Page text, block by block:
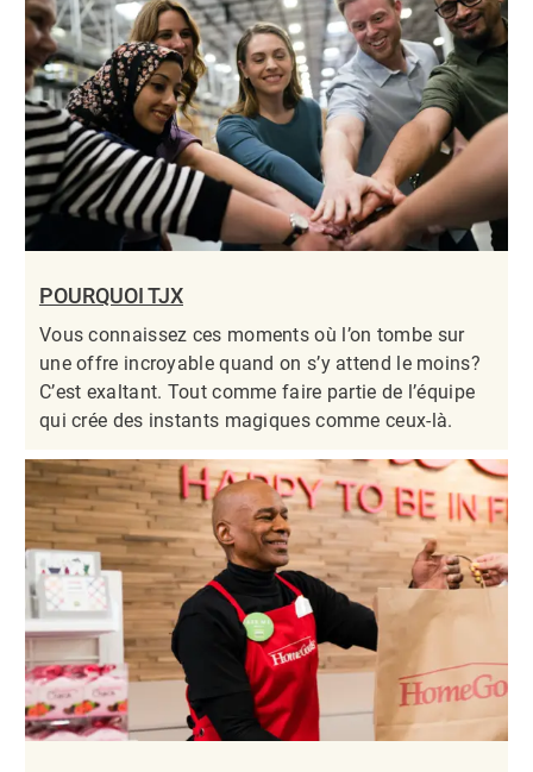
POURQUOI TJX
Vous connaissez ces moments où l’on tombe sur
une offre incroyable quand on s’y attend le moins?
C’est exaltant. Tout comme faire partie de l’équipe
qui crée des instants magiques comme ceux-là.​​​​​​​